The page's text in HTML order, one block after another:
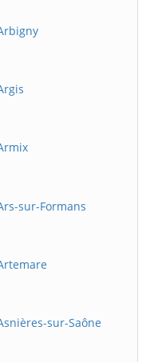
sur-Formans
sur-Saône